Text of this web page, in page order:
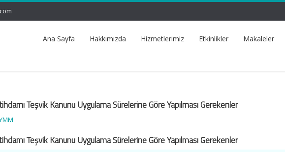
Ana Sayfa Hakkımızda Hizmetlerimiz Etkinlikler Makaleler
Teşvik Kanunu Uygulama Sürelerine Göre Yapılması Gerekenler
Teşvik Kanunu Uygulama Sürelerine Göre Yapılması Gerekenler